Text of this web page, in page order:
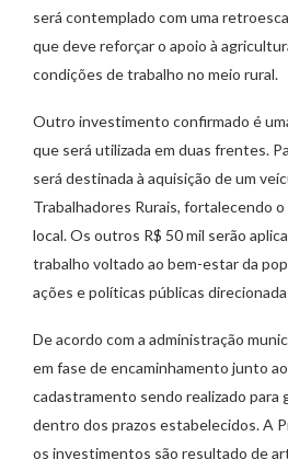
será contemplado com uma
que deve reforçar o apoio à
condições de trabalho no meio rural.
Outro investimento confirmado é
que será utilizada em duas frentes.
será destinada à aquisição de um
Trabalhadores Rurais, fortalecendo
local. Os outros R$ 50 mil serão
trabalho voltado ao bem-estar da
ações e políticas públicas
De acordo com a administração
em fase de encaminhamento junto
cadastramento sendo realizado para
dentro dos prazos estabelecidos. A
os investimentos são resultado de